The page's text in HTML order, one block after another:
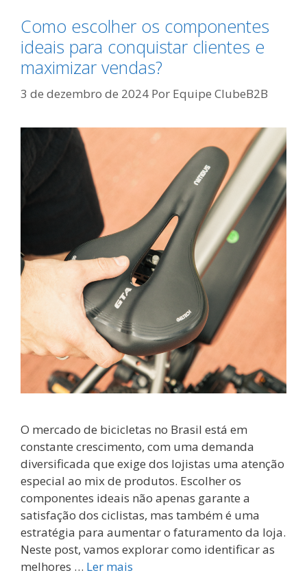
Como escolher os componentes
ideais para conquistar clientes e
maximizar vendas?
3 de dezembro de 2024 Por Equipe ClubeB2B
O mercado de bicicletas no Brasil está em
constante crescimento, com uma demanda
diversificada que exige dos lojistas uma atenção
especial ao mix de produtos. Escolher os
componentes ideais não apenas garante a
satisfação dos ciclistas, mas também é uma
estratégia para aumentar o faturamento da loja.
Neste post, vamos explorar como identificar as
melhores … Ler mais